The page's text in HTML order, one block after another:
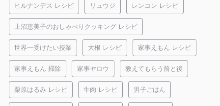
ヒルナンデス レシピ リュウジ レンコン レシピ
上沼恵美子のおしゃべりクッキング レシピ
世界一受けたい授業 大根 レシピ 家事えもん レシピ
家事えもん 掃除 家事ヤロウ 教えてもらう前と後
栗原はるみ レシピ 牛肉 レシピ 男子ごはん